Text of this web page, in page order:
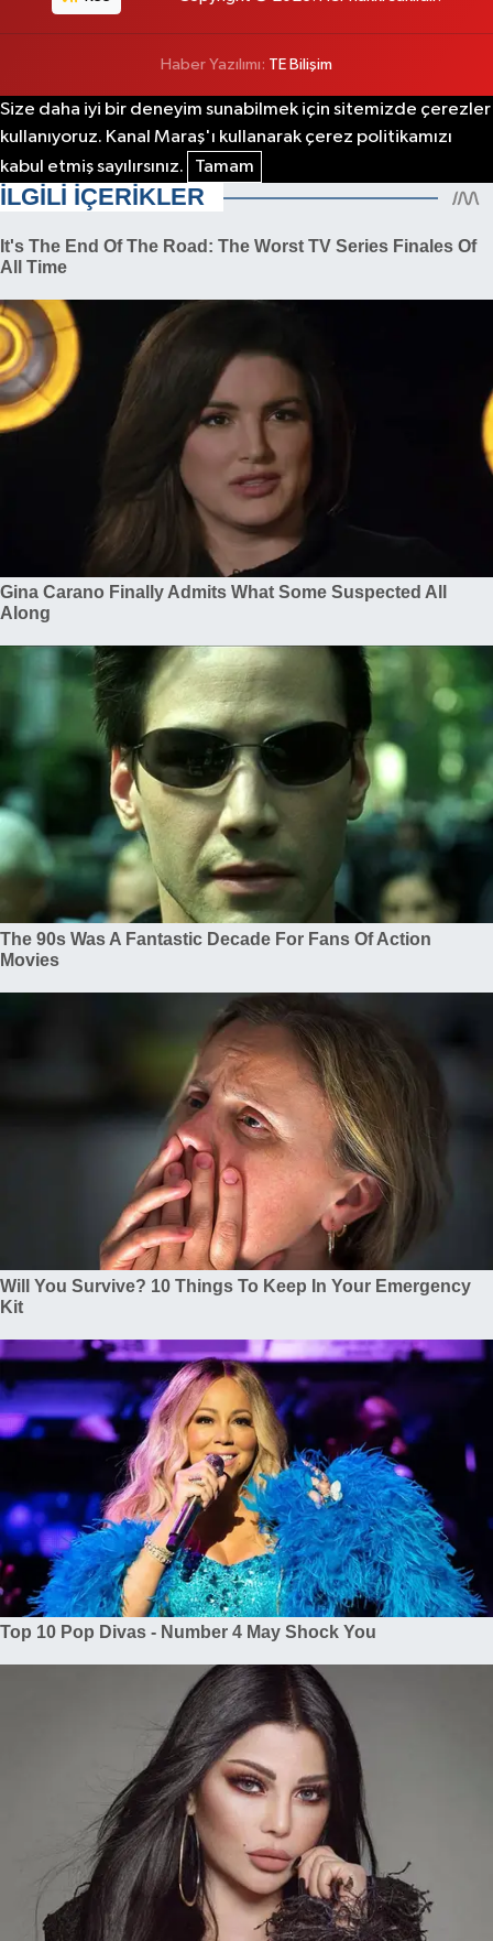
Haber Yazılımı: TE Bilişim
Size daha iyi bir deneyim sunabilmek için sitemizde çerezler
kullanıyoruz. Kanal Maraş'ı kullanarak çerez politikamızı
kabul etmiş sayılırsınız.
Tamam